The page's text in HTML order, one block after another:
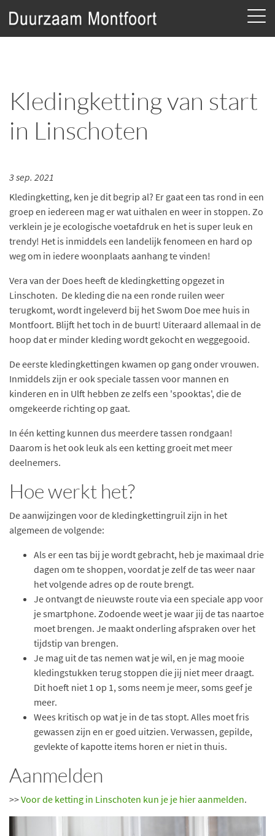
Kledingketting van start
in Linschoten
3 sep. 2021
Kledingketting, ken je dit begrip al? Er gaat een tas rond in een
groep en iedereen mag er wat uithalen en weer in stoppen. Zo
verklein je je ecologische voetafdruk en het is super leuk en
trendy! Het is inmiddels een landelijk fenomeen en hard op
weg om in iedere woonplaats aanhang te vinden!
Vera van der Does heeft de kledingketting opgezet in
Linschoten. De kleding die na een ronde ruilen weer
terugkomt, wordt ingeleverd bij het Swom Doe mee huis in
Montfoort. Blijft het toch in de buurt! Uiteraard allemaal in de
hoop dat er minder kleding wordt gekocht en weggegooid.
De eerste kledingkettingen kwamen op gang onder vrouwen.
Inmiddels zijn er ook speciale tassen voor mannen en
kinderen en in Ulft hebben ze zelfs een 'spooktas', die de
omgekeerde richting op gaat.
In één ketting kunnen dus meerdere tassen rondgaan!
Daarom is het ook leuk als een ketting groeit met meer
deelnemers.
Hoe werkt het?
De aanwijzingen voor de kledingkettingruil zijn in het
algemeen de volgende:
Als er een tas bij je wordt gebracht, heb je maximaal drie
dagen om te shoppen, voordat je zelf de tas weer naar
het volgende adres op de route brengt.
Je ontvangt de nieuwste route via een speciale app voor
je smartphone. Zodoende weet je waar jij de tas naartoe
moet brengen. Je maakt onderling afspraken over het
tijdstip van brengen.
Je mag uit de tas nemen wat je wil, en je mag mooie
kledingstukken terug stoppen die jij niet meer draagt.
Dit hoeft niet 1 op 1, soms neem je meer, soms geef je
meer.
Wees kritisch op wat je in de tas stopt. Alles moet fris
gewassen zijn en er goed uitzien. Verwassen, gepilde,
gevlekte of kapotte items horen er niet in thuis.
Aanmelden
>>Voor de ketting in Linschoten kun je je hier aanmelden.